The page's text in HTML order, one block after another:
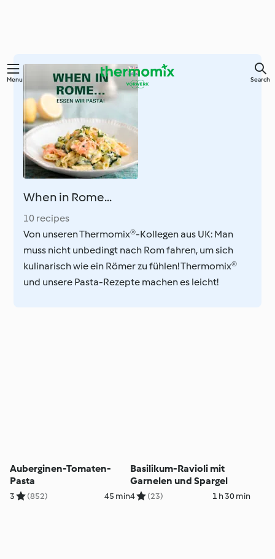
Skip
content
Menu Search
When in Rome...
10 recipes
Von unseren Thermomix®-Kollegen aus UK: Man
muss nicht unbedingt nach Rom fahren, um sich
kulinarisch wie ein Römer zu fühlen! Thermomix®
und unsere Pasta-Rezepte machen es leicht!
Auberginen-Tomaten-
Pasta
3 (852) 45 min
Basilikum-Ravioli mit
Garnelen und Spargel
4 (23) 1 h 30 min